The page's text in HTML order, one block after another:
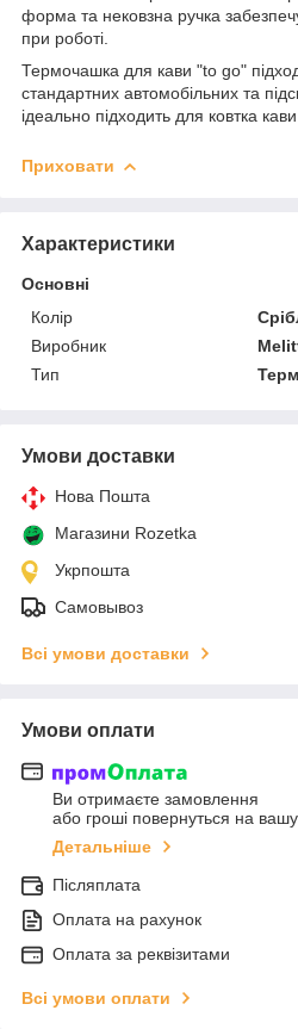
форма та нековзна ручка
при роботі.
Термочашка для кави "to go"
стандартних автомобільних та
ідеально підходить для ковтка
Приховати
Характеристики
Основні
Колір
Виробник
Тип
Умови доставки
Нова Пошта
Магазини Rozetka
Укрпошта
Самовывоз
Всі умови доставки
Умови оплати
Ви отримаєте замовлення
або гроші повернуться на вашу
Детальніше
Післяплата
Оплата на рахунок
Оплата за реквізитами
Всі умови оплати